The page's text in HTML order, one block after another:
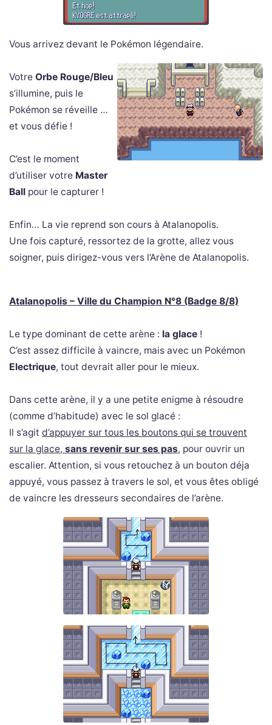
Vous arrivez devant le Pokémon légendaire.
Votre Orbe Rouge/Bleu
s’illumine, puis le
Pokémon se réveille …
et vous défie !
C’est le moment
d’utiliser votre Master
Ball pour le capturer !
Enfin… La vie reprend son cours à Atalanopolis.
Une fois capturé, ressortez de la grotte, allez vous
soigner, puis dirigez-vous vers l’Arène de Atalanopolis.
Atalanopolis – Ville du Champion N°8 (Badge 8/8)
Le type dominant de cette arène : la glace !
C’est assez difficile à vaincre, mais avec un Pokémon
Electrique, tout devrait aller pour le mieux.
Dans cette arène, il y a une petite enigme à résoudre
(comme d’habitude) avec le sol glacé :
Il s’agit d’appuyer sur tous les boutons qui se trouvent
sur la glace, sans revenir sur ses pas, pour ouvrir un
escalier. Attention, si vous retouchez à un bouton déja
appuyé, vous passez à travers le sol, et vous êtes obligé
de vaincre les dresseurs secondaires de l’arène.